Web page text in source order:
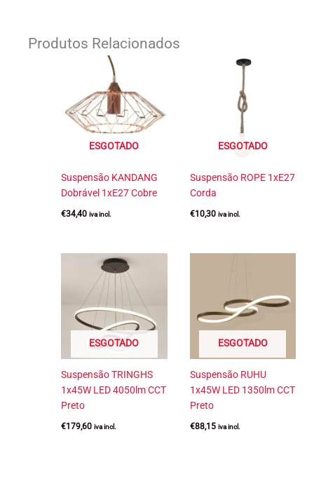
Produtos Relacionados
ESGOTADO
Suspensão KANDANG
Dobrável 1xE27 Cobre
€34,40 iva incl.
ESGOTADO
Suspensão ROPE 1xE27
Corda
€10,30 iva incl.
ESGOTADO
Suspensão TRINGHS
1x45W LED 4050lm CCT
Preto
€179,60 iva incl.
ESGOTADO
Suspensão RUHU
1x45W LED 1350lm CCT
Preto
€88,15 iva incl.